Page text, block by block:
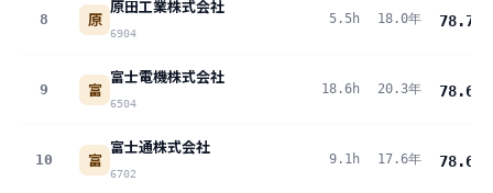
8 原
原田工業株式会社
6904
5.5h 18.0年 78.7
9 富
富士電機株式会社
6504
18.6h 20.3年 78.6
10 富
富士通株式会社
6702
9.1h 17.6年 78.6